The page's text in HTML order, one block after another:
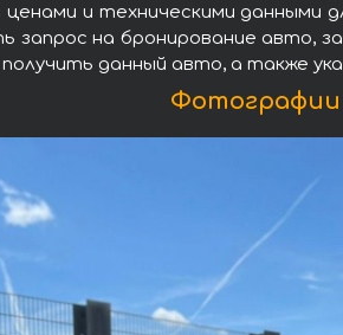
и техническими данными
запрос на бронирование авто,
данный авто, а также
Фотографии